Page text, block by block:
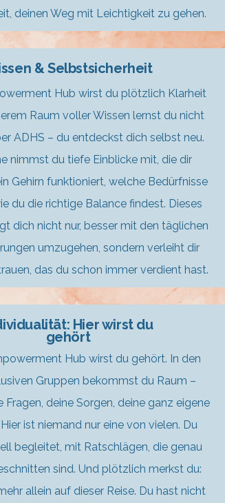
deinen Weg mit Leichtigkeit zu gehen.
& Selbstsicherheit
Hub wirst du plötzlich Klarheit
Raum voller Wissen lernst du nicht
ADHS – du entdeckst dich selbst neu.
nimmst du tiefe Einblicke mit, die dir
Gehirn funktioniert, welche Bedürfnisse
du die richtige Balance findest. Dieses
dich nicht nur, besser mit den täglichen
umzugehen, sondern verleiht dir
das du schon immer verdient hast.
Hier wirst du
gehört
Hub wirst du gehört. In den
Gruppen bekommst du Raum –
Fragen, deine Sorgen, deine ganz eigene
ist niemand nur eine von vielen. Du
begleitet, mit Ratschlägen, die genau
sind. Und plötzlich merkst du:
allein auf dieser Reise. Du hast nicht